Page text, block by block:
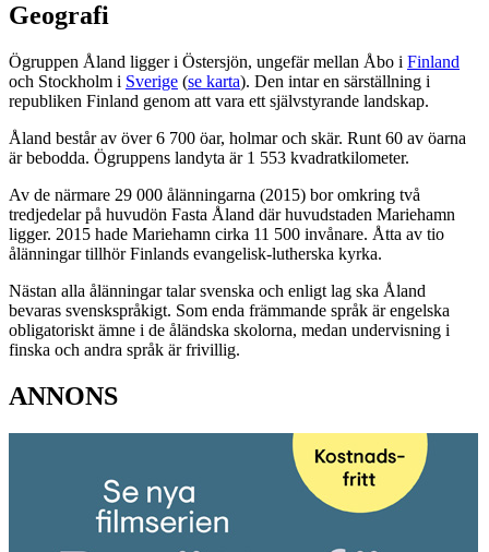
Geografi
Ögruppen Åland ligger i Östersjön, ungefär mellan Åbo i Finland
och Stockholm i Sverige (se karta). Den intar en särställning i
republiken Finland genom att vara ett självstyrande landskap.
Åland består av över 6 700 öar, holmar och skär. Runt 60 av öarna
är bebodda. Ögruppens landyta är 1 553 kvadratkilometer.
Av de närmare 29 000 ålänningarna (2015) bor omkring två
tredjedelar på huvudön Fasta Åland där huvudstaden Mariehamn
ligger. 2015 hade Mariehamn cirka 11 500 invånare. Åtta av tio
ålänningar tillhör Finlands evangelisk-lutherska kyrka.
Nästan alla ålänningar talar svenska och enligt lag ska Åland
bevaras svenskspråkigt. Som enda främmande språk är engelska
obligatoriskt ämne i de åländska skolorna, medan undervisning i
finska och andra språk är frivillig.
ANNONS